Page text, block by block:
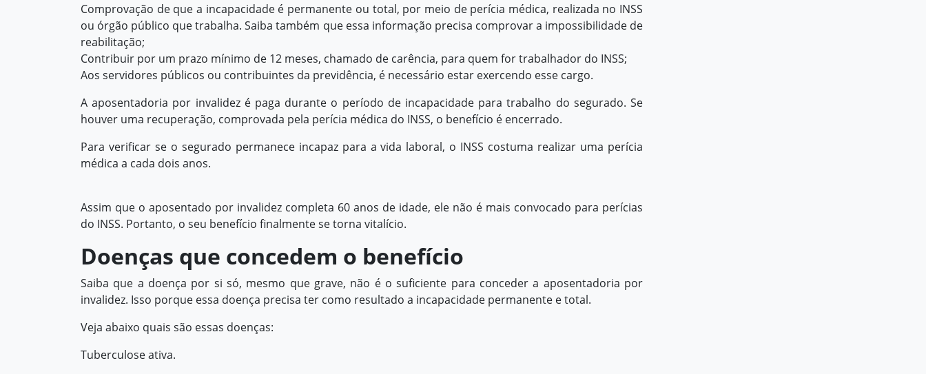
Comprovação de que a incapacidade é permanente ou total, por meio de perícia médica, realizada no INSS
ou órgão público que trabalha. Saiba também que essa informação precisa comprovar a impossibilidade de
reabilitação;
Contribuir por um prazo mínimo de 12 meses, chamado de carência, para quem for trabalhador do INSS;
Aos servidores públicos ou contribuintes da previdência, é necessário estar exercendo esse cargo.
A aposentadoria por invalidez é paga durante o período de incapacidade para trabalho do segurado. Se
houver uma recuperação, comprovada pela perícia médica do INSS, o benefício é encerrado.
Para verificar se o segurado permanece incapaz para a vida laboral, o INSS costuma realizar uma perícia
médica a cada dois anos.
Assim que o aposentado por invalidez completa 60 anos de idade, ele não é mais convocado para perícias
do INSS. Portanto, o seu benefício finalmente se torna vitalício.
Doenças que concedem o benefício
Saiba que a doença por si só, mesmo que grave, não é o suficiente para conceder a aposentadoria por
invalidez. Isso porque essa doença precisa ter como resultado a incapacidade permanente e total.
Veja abaixo quais são essas doenças:
Tuberculose ativa.